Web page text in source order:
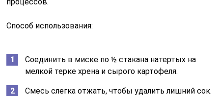
Способ использования:
Соединить в миске по ½ стакана натертых на
мелкой терке хрена и сырого картофеля.
Смесь слегка отжать, чтобы удалить лишний сок.